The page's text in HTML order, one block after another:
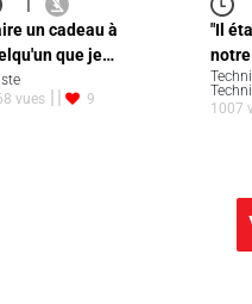
un cadeau à
que je…
vues
9
"Il
1007